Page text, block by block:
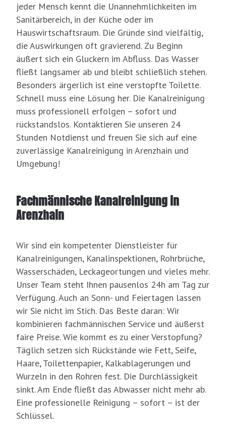
jeder Mensch kennt die Unannehmlichkeiten im
Sanitärbereich, in der Küche oder im
Hauswirtschaftsraum. Die Gründe sind vielfältig,
die Auswirkungen oft gravierend. Zu Beginn
äußert sich ein Gluckern im Abfluss. Das Wasser
fließt langsamer ab und bleibt schließlich stehen.
Besonders ärgerlich ist eine verstopfte Toilette.
Schnell muss eine Lösung her. Die Kanalreinigung
muss professionell erfolgen – sofort und
rückstandslos. Kontaktieren Sie unseren 24
Stunden Notdienst und freuen Sie sich auf eine
zuverlässige Kanalreinigung in Arenzhain und
Umgebung!
Fachmännische Kanalreinigung in
Arenzhain
Wir sind ein kompetenter Dienstleister für
Kanalreinigungen, Kanalinspektionen, Rohrbrüche,
Wasserschäden, Leckageortungen und vieles mehr.
Unser Team steht Ihnen pausenlos 24h am Tag zur
Verfügung. Auch an Sonn- und Feiertagen lassen
wir Sie nicht im Stich. Das Beste daran: Wir
kombinieren fachmännischen Service und äußerst
faire Preise. Wie kommt es zu einer Verstopfung?
Täglich setzen sich Rückstände wie Fett, Seife,
Haare, Toilettenpapier, Kalkablagerungen und
Wurzeln in den Rohren fest. Die Durchlässigkeit
sinkt. Am Ende fließt das Abwasser nicht mehr ab.
Eine professionelle Reinigung – sofort – ist der
Schlüssel.